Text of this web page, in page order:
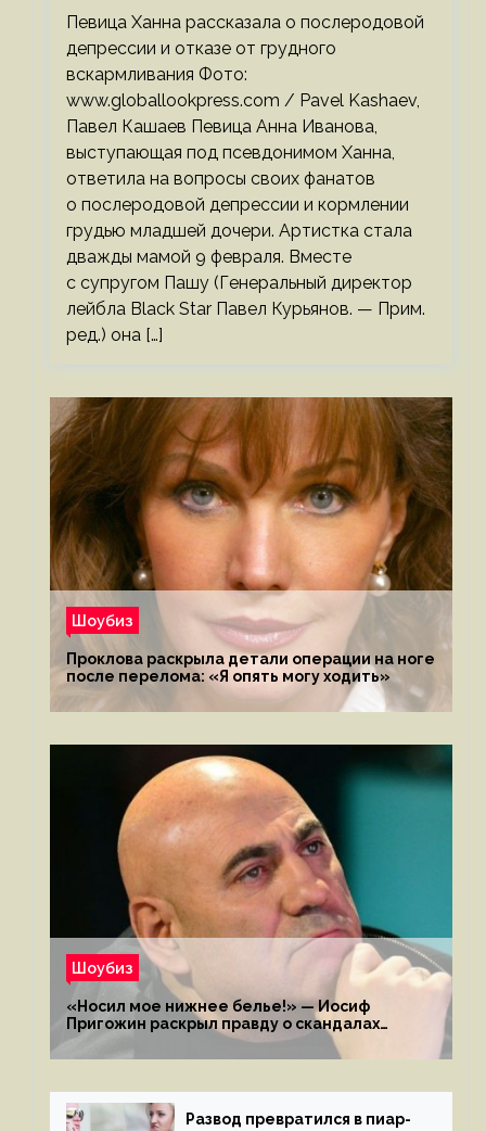
Певица Ханна рассказала о послеродовой
депрессии и отказе от грудного
вскармливания Фото:
www.globallookpress.com / Pavel Kashaev,
Павел Кашаев Певица Анна Иванова,
выступающая под псевдонимом Ханна,
ответила на вопросы своих фанатов
о послеродовой депрессии и кормлении
грудью младшей дочери. Артистка стала
дважды мамой 9 февраля. Вместе
с супругом Пашу (Генеральный директор
лейбла Black Star Павел Курьянов. — Прим.
ред.) она […]
Шоубиз
Проклова раскрыла детали операции на ноге
после перелома: «Я опять могу ходить»
Шоубиз
«Носил мое нижнее белье!» — Иосиф
Пригожин раскрыл правду о скандалах
с мужем своей экс-жены
Развод превратился в пиар-